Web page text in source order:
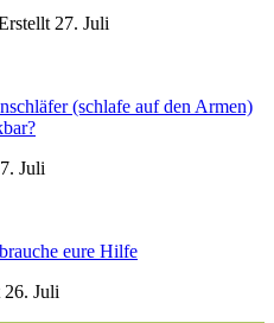
27. Juli
(schlafe auf den Armen)
Juli
eure Hilfe
26. Juli